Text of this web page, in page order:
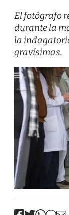
El fotógrafo
durante la
la
gravísimas.